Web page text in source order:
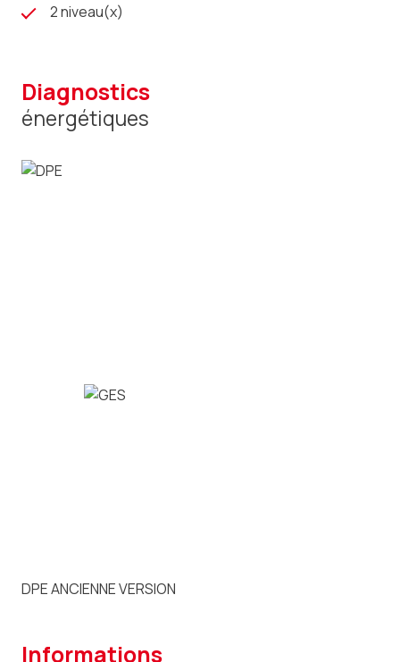
2 niveau(x)
diagnostics
énergétiques
DPE ANCIENNE VERSION
informations